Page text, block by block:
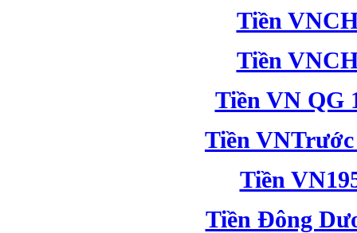
Tiền
Tiền
Tiền VN QG
Tiền VNTrước
Tiền
Tiền Đông